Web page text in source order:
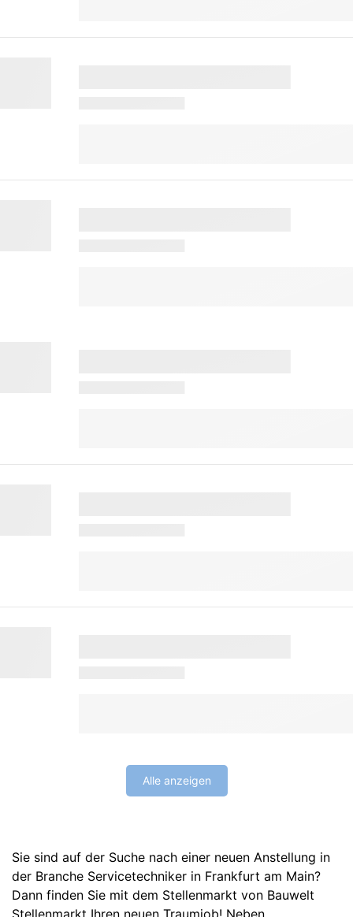
Alle anzeigen
Sie sind auf der Suche nach einer neuen Anstellung in
der Branche Servicetechniker in Frankfurt am Main?
Dann finden Sie mit dem Stellenmarkt von Bauwelt
Stellenmarkt Ihren neuen Traumjob! Neben